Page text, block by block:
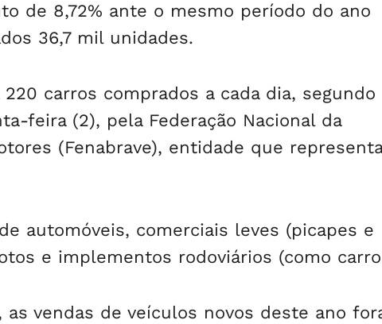
de 8,72% ante o mesmo período do ano
36,7 mil unidades.
carros comprados a cada dia, segundo
feira (2), pela Federação Nacional da
(Fenabrave), entidade que
automóveis, comerciais leves (picapes e
e implementos rodoviários (como
vendas de veículos novos deste ano